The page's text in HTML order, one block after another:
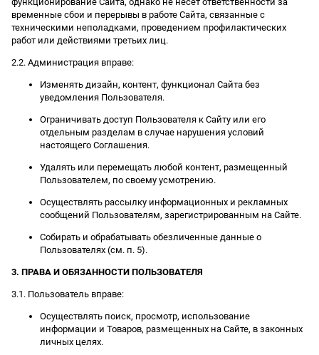
временные сбои и перерывы в работе Сайта, связанные с
техническими неполадками, проведением профилактических
работ или действиями третьих лиц.
2.2. Администрация вправе:
Изменять дизайн, контент, функционал Сайта без
уведомления Пользователя.
Ограничивать доступ Пользователя к Сайту или его
отдельным разделам в случае нарушения условий
настоящего Соглашения.
Удалять или перемещать любой контент, размещенный
Пользователем, по своему усмотрению.
Осуществлять рассылку информационных и рекламных
сообщений Пользователям, зарегистрированным на Сайте.
Собирать и обрабатывать обезличенные данные о
Пользователях (см. п. 5).
3. ПРАВА И ОБЯЗАННОСТИ ПОЛЬЗОВАТЕЛЯ
3.1. Пользователь вправе:
Осуществлять поиск, просмотр, использование
информации и Товаров, размещенных на Сайте, в законных
личных целях.